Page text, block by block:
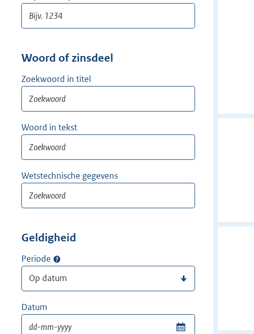
Woord of zinsdeel
Zoekwoord in titel
Woord in tekst
Wetstechnische gegevens
Geldigheid
Periode
Datum